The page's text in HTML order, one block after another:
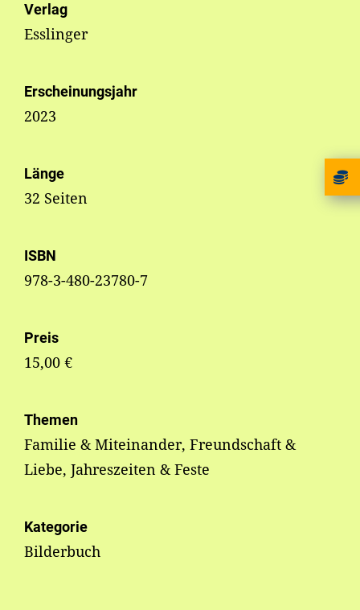
Verlag
Esslinger
Erscheinungsjahr
2023
Länge
32 Seiten
ISBN
978-3-480-23780-7
Preis
15,00 €
Themen
Familie & Miteinander, Freundschaft &
Liebe, Jahreszeiten & Feste
Kategorie
Bilderbuch